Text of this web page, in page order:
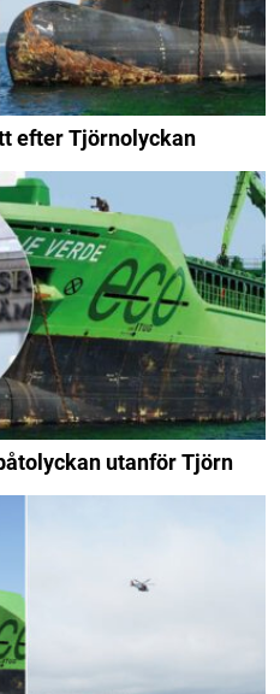
efter Tjörnolyckan
utanför Tjörn